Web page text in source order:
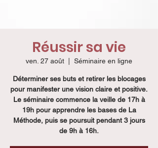
Réussir sa vie
ven. 27 août Séminaire en ligne
Déterminer ses buts et retirer les blocages
pour manifester une vision claire et positive.
Le séminaire commence la veille de 17h à
19h pour apprendre les bases de La
Méthode, puis se poursuit pendant 3 jours
de 9h à 16h.